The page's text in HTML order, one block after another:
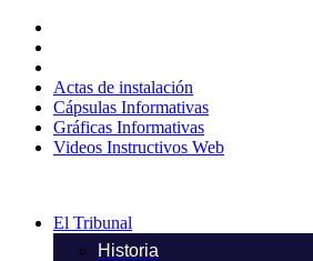
contenido
Actas de instalación
Cápsulas Informativas
Gráficas Informativas
Videos Instructivos Web
El Tribunal
Historia